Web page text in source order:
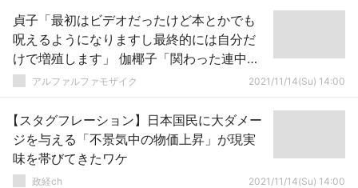
貞子「最初はビデオだったけど本とかでも
呪えるようになりますし最終的には自分だ
けで増殖します」 伽椰子「関わった連中全
員呪います」
アルファルファモザイク 2021/11/14(Su) 14:00
【スタグフレーション】日本国民に大ダメー
ジを与える「不景気中の物価上昇」が現実
味を帯びてきたワケ
政経ch 2021/11/14(Su) 14:00